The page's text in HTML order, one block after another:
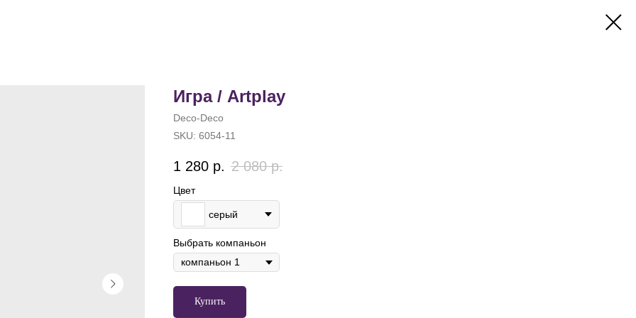
Игра / Artplay
Deco-Deco
SKU: 6054-11
1 280 р. 2 080 р.
Цвет
серый
Выбрать компаньон
Купить